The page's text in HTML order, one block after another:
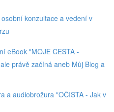
konzultace a vedení v
eBook "MOJE CESTA -
právě začíná aneb Můj Blog a
a audiobrožura "OČISTA - Jak v